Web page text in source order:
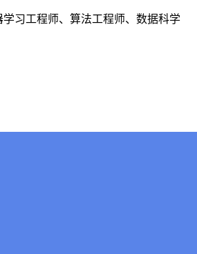
习工程师、算法工程师、数据科学